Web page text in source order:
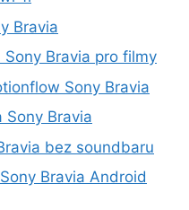
Bravia
Bravia pro filmy
Sony Bravia
Sony Bravia
bez soundbaru
Bravia Android